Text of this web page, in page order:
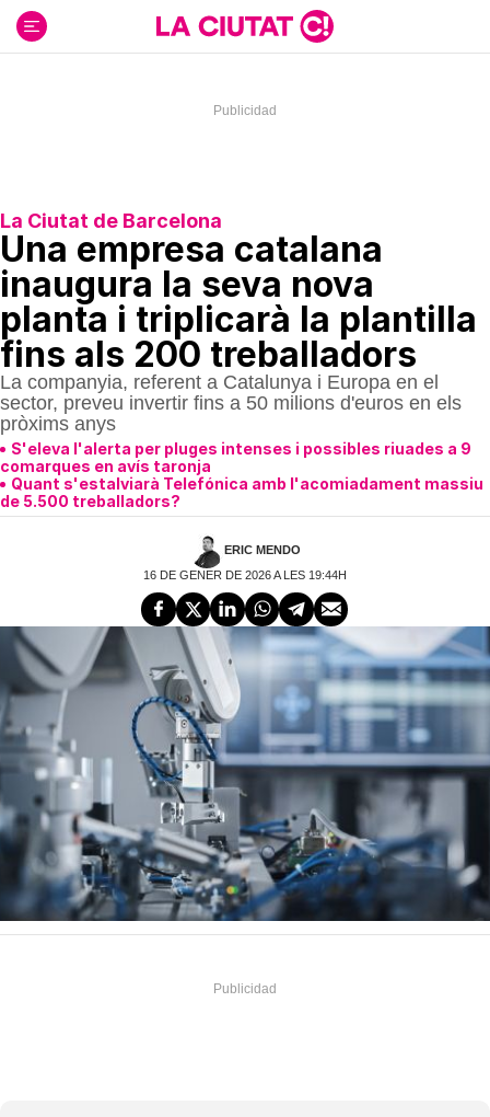
contenido
La Ciutat de Barcelona
Una empresa catalana
inaugura la seva nova
planta i triplicarà la plantilla
fins als 200 treballadors
La companyia, referent a Catalunya i Europa en el
sector, preveu invertir fins a 50 milions d'euros en els
pròxims anys
S'eleva l'alerta per pluges intenses i possibles riuades a 9
comarques en avís taronja
Quant s'estalviarà Telefónica amb l'acomiadament massiu
de 5.500 treballadors?
ERIC MENDO
16 DE GENER DE 2026 A LES 19:44H